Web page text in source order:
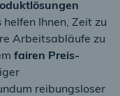
helfen Ihnen, Zeit zu
Arbeitsabläufe zu
fairen Preis-
reibungsloser